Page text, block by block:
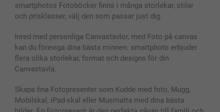
smartphotos Fotoböcker finns i många storlekar, stilar
och prisklasser, välj den som passar just dig.
Inred med personliga Canvastavlor, med Foto på canvas
kan du föreviga dina bästa minnen. smartphoto erbjuder
flera olika storlekar, format och designs för din
Canvastavla.
Skapa fina Fotopresenter som Kudde med foto, Mugg,
Mobilskal, iPad-skal eller Musmatta med dina bästa